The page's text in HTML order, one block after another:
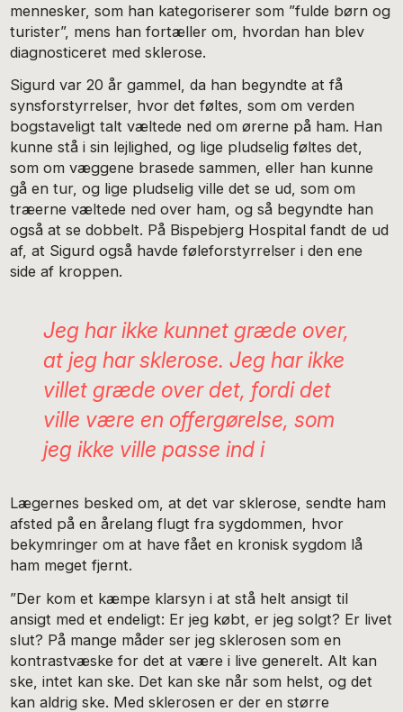
mennesker, som han kategoriserer som ”fulde børn og
turister”, mens han fortæller om, hvordan han blev
diagnosticeret med sklerose.
Sigurd var 20 år gammel, da han begyndte at få
synsforstyrrelser, hvor det føltes, som om verden
bogstaveligt talt væltede ned om ørerne på ham. Han
kunne stå i sin lejlighed, og lige pludselig føltes det,
som om væggene brasede sammen, eller han kunne
gå en tur, og lige pludselig ville det se ud, som om
træerne væltede ned over ham, og så begyndte han
også at se dobbelt. På Bispebjerg Hospital fandt de ud
af, at Sigurd også havde føleforstyrrelser i den ene
side af kroppen.
Jeg har ikke kunnet græde over,
at jeg har sklerose. Jeg har ikke
villet græde over det, fordi det
ville være en offergørelse, som
jeg ikke ville passe ind i
Lægernes besked om, at det var sklerose, sendte ham
afsted på en årelang flugt fra sygdommen, hvor
bekymringer om at have fået en kronisk sygdom lå
ham meget fjernt.
”Der kom et kæmpe klarsyn i at stå helt ansigt til
ansigt med et endeligt: Er jeg købt, er jeg solgt? Er livet
slut? På mange måder ser jeg sklerosen som en
kontrast­væske for det at være i live generelt. Alt kan
ske, intet kan ske. Det kan ske når som helst, og det
kan aldrig ske. Med sklerosen er der en større